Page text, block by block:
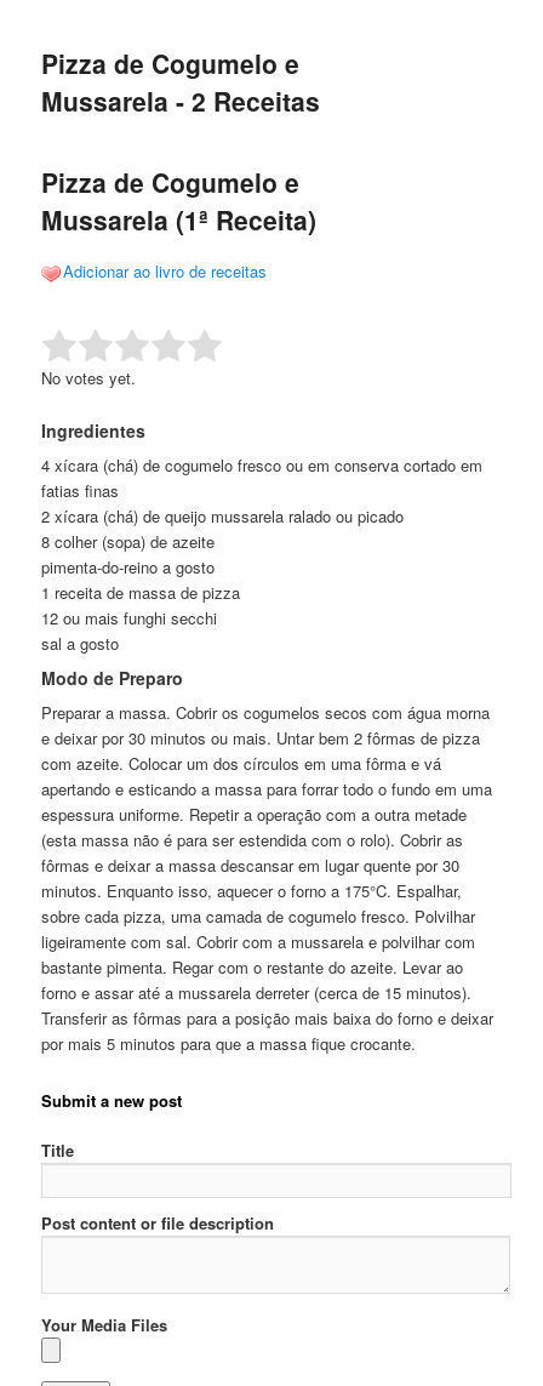
conteúdo
conteúdo
Pizza de Cogumelo e
Mussarela - 2 Receitas
Pizza de Cogumelo e
Mussarela (1ª Receita)
Adicionar ao livro de receitas
Rate this item: Submit Rating
No votes yet.
Ingredientes
4 xícara (chá) de cogumelo fresco ou em conserva cortado em
fatias finas
2 xícara (chá) de queijo mussarela ralado ou picado
8 colher (sopa) de azeite
pimenta-do-reino a gosto
1 receita de massa de pizza
12 ou mais funghi secchi
sal a gosto
Modo de Preparo
Preparar a massa. Cobrir os cogumelos secos com água morna
e deixar por 30 minutos ou mais. Untar bem 2 fôrmas de pizza
com azeite. Colocar um dos círculos em uma fôrma e vá
apertando e esticando a massa para forrar todo o fundo em uma
espessura uniforme. Repetir a operação com a outra metade
(esta massa não é para ser estendida com o rolo). Cobrir as
fôrmas e deixar a massa descansar em lugar quente por 30
minutos. Enquanto isso, aquecer o forno a 175°C. Espalhar,
sobre cada pizza, uma camada de cogumelo fresco. Polvilhar
ligeiramente com sal. Cobrir com a mussarela e polvilhar com
bastante pimenta. Regar com o restante do azeite. Levar ao
forno e assar até a mussarela derreter (cerca de 15 minutos).
Transferir as fôrmas para a posição mais baixa do forno e deixar
por mais 5 minutos para que a massa fique crocante.
Submit a new post
Title
Post content or file description
Your Media Files